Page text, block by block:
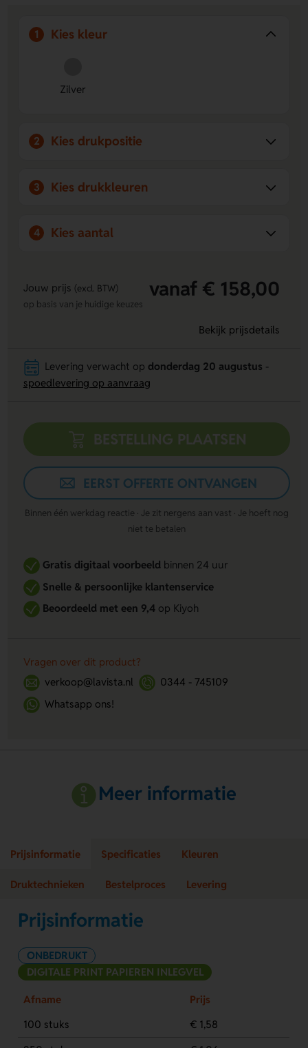
1 Kies kleur
Zilver
2 Kies drukpositie
3 Kies drukkleuren
4 Kies aantal
Jouw prijs (excl. BTW) vanaf € 158,00
op basis van je huidige keuzes
Bekijk prijsdetails
Levering verwacht op donderdag 20 augustus
spoedlevering op aanvraag
BESTELLING PLAATSEN
EERST OFFERTE ONTVANGEN
Binnen één werkdag reactie · Je zit nergens aan vast · Je hoeft nog
niet te betalen
Gratis digitaal voorbeeldbinnen 24 uur
Snelle & persoonlijke klantenservice
Beoordeeld met een 9,4op Kiyoh
Vragen over dit product?
verkoop@lavista.nl
0344 - 745109
Whatsapp ons!
Meer informatie
Prijsinformatie Specificaties Kleuren
Druktechnieken Bestelproces Levering
Prijsinformatie
ONBEDRUKT
DIGITALE PRINT PAPIEREN INLEGVEL
Afname
Prijs
100 stuks
€ 1,58